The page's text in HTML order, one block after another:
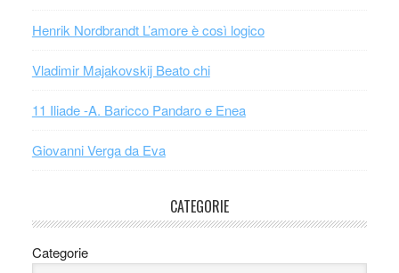
Henrik Nordbrandt L’amore è così logico
Vladimir Majakovskij Beato chi
11 Iliade -A. Baricco Pandaro e Enea
Giovanni Verga da Eva
CATEGORIE
Categorie